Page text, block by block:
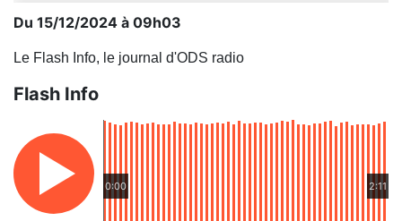
Du 15/12/2024 à 09h03
Le Flash Info, le journal d'ODS radio
Flash Info
0:00 2:11